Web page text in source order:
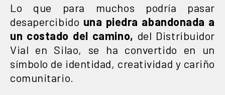
Lo que para muchos podría pasar
desapercibido una piedra abandonada a
un costado del camino, del Distribuidor
Vial en Silao, se ha convertido en un
símbolo de identidad, creatividad y cariño
comunitario.